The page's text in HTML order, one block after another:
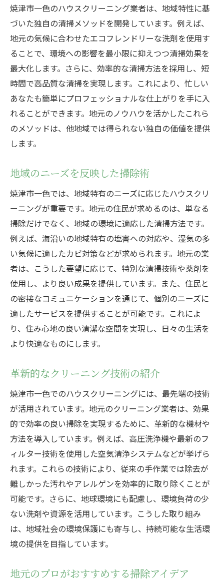
焼津市一色のハウスクリーニング業者は、地域特性に基
づいた独自の清掃メソッドを開発しています。例えば、
地元の気候に合わせたエコフレンドリーな洗剤を使用す
ることで、環境への影響を最小限に抑えつつ清掃効果を
最大化します。さらに、効率的な清掃方法を採用し、短
時間で高品質な清掃を実現します。これにより、忙しい
あなたも簡単にプロフェッショナルな仕上がりを手に入
れることができます。地元のノウハウを活かしたこれら
のメソッドは、他地域では得られない独自の価値を提供
します。
地域のニーズを反映した掃除術
焼津市一色では、地域特有のニーズに応じたハウスクリ
ーニングが重要です。地元の住民が求めるのは、単なる
掃除だけでなく、地域の環境に適応した清掃方法です。
例えば、海沿いの地域特有の塩害への対応や、湿気の多
い気候に適したカビ対策などが求められます。地元の業
者は、こうした要望に応じて、特別な清掃技術や薬剤を
使用し、より良い成果を提供しています。また、住民と
の密接なコミュニケーションを通じて、個別のニーズに
適したサービスを提供することが可能です。これによ
り、住み心地の良い清潔な空間を実現し、日々の生活を
より快適なものにします。
革新的なクリーニング技術の紹介
焼津市一色でのハウスクリーニングには、最先端の技術
が活用されています。地元のクリーニング業者は、効果
的で効率の良い掃除を実現するために、革新的な機材や
方法を導入しています。例えば、高圧洗浄機や最新のフ
ィルター技術を使用した空気清浄システムなどが挙げら
れます。これらの技術により、従来の手作業では除去が
難しかった汚れやアレルゲンを効率的に取り除くことが
可能です。さらに、地球環境にも配慮し、環境負荷の少
ない洗剤や資源を活用しています。こうした取り組み
は、地域社会の環境保護にも寄与し、持続可能な生活環
境の提供を目指しています。
地元のプロがおすすめする掃除アイデア